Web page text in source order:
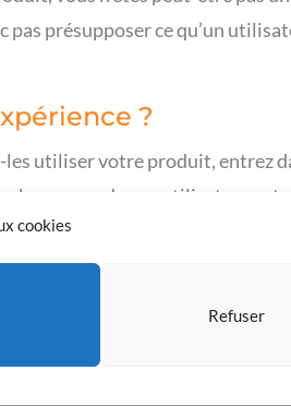
cookies
Refuser
présupposer ce qu’un
?
les utiliser votre produit, entrez
beaucoup de vos utilisateurs et